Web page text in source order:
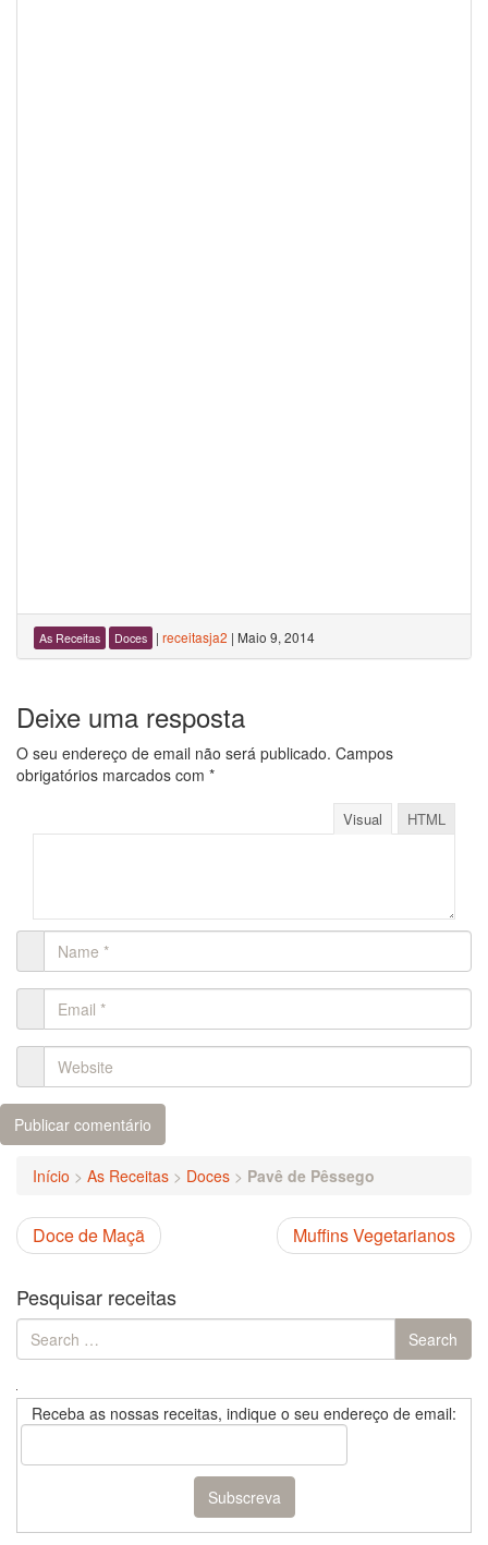
As Receitas Doces | receitasja2 | Maio 9, 2014
Deixe uma resposta
O seu endereço de email não será publicado. Campos
obrigatórios marcados com *
Visual HTML
Início > As Receitas > Doces > Pavê de Pêssego
Muffins Vegetarianos
Doce de Maçã
Pesquisar receitas
Search
for:
Search
Receba as nossas receitas, indique o seu endereço de email: